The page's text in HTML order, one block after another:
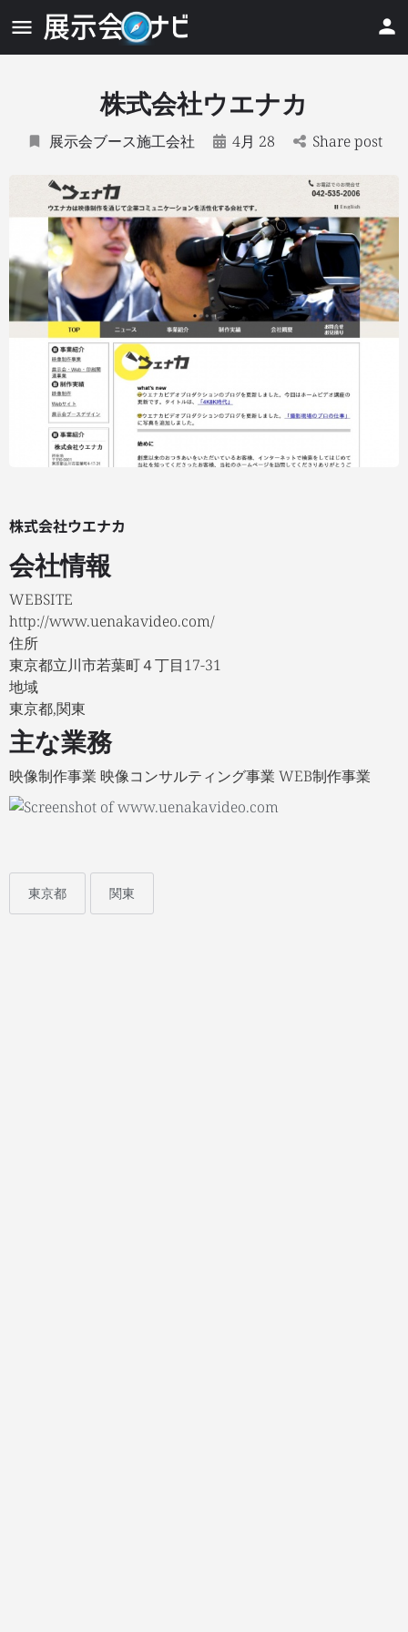
株式会社ウエナカ
展示会ブース施工会社 4月 28 Share post
株式会社ウエナカ
会社情報
WEBSITE
http://www.uenakavideo.com/
住所
東京都立川市若葉町４丁目17-31
地域
東京都,関東
主な業務
映像制作事業 映像コンサルティング事業 WEB制作事業
東京都 関東